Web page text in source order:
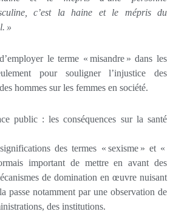
c’est la haine et le mépris du
»
le terme « misandre » dans les
pour souligner l’injustice des
hommes sur les femmes en société.
public : les conséquences sur la santé
des termes « sexisme » et «
important de mettre en avant des
de domination en œuvre nuisant
passe notamment par une observation de
des institutions.